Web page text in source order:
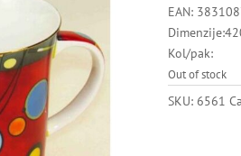
EAN:
Kol/pak:
Out of stock
SKU: 6561